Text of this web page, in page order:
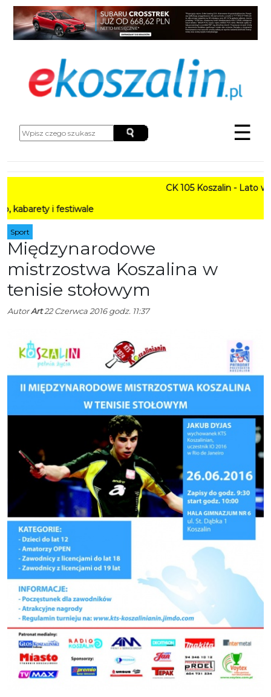
☰
CK 105 Koszalin - Lato w Mieście
i festiwale
Sport
Międzynarodowe
mistrzostwa Koszalina w
tenisie stołowym
AutorArt22 Czerwca 2016 godz. 11:37